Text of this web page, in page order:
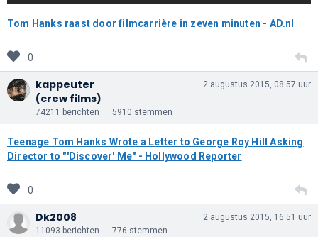
Tom Hanks raast door filmcarrière in zeven minuten - AD.nl
0
kappeuter
(crew films)
74211 berichten 5910 stemmen
2 augustus 2015, 08:57 uur
Teenage Tom Hanks Wrote a Letter to George Roy Hill Asking
Director to "'Discover' Me" - Hollywood Reporter
0
Dk2008
11093 berichten 776 stemmen
2 augustus 2015, 16:51 uur